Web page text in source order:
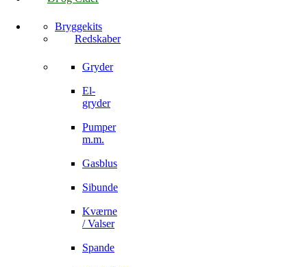
Bryggekits
Redskaber
Gryder
El-
gryder
Pumper
m.m.
Gasblus
Sibunde
Kværne
/ Valser
Spande